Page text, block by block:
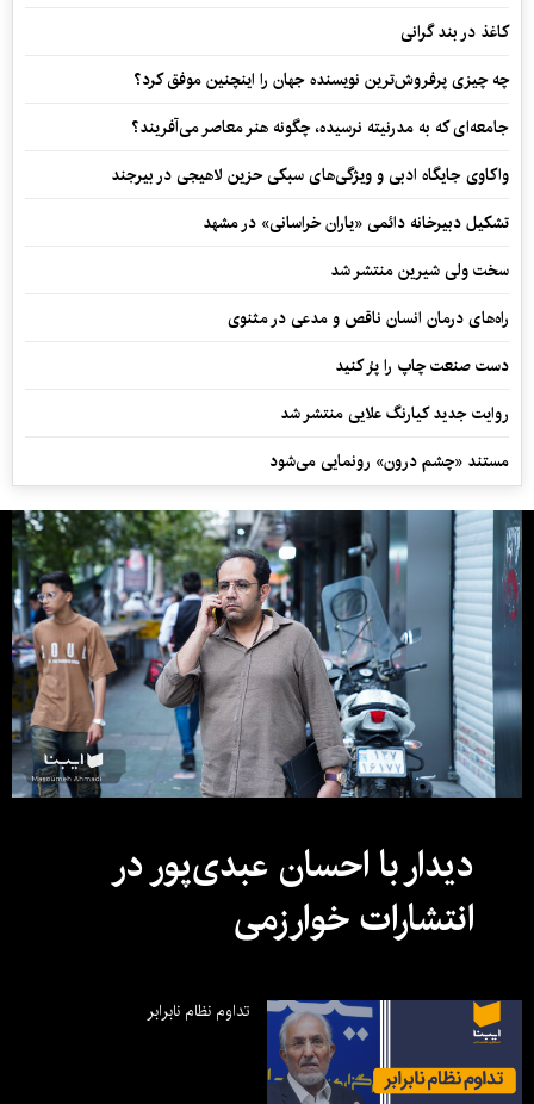
کاغذ در بند گرانی
چه چیزی پرفروش‌ترین نویسنده جهان را اینچنین موفق کرد؟
جامعه‌ای که به مدرنیته نرسیده، چگونه هنر معاصر می‌آفریند؟
واکاوی جایگاه ادبی و ویژگی‌های سبکی حزین لاهیجی در بیرجند
تشکیل دبیرخانه دائمی «یاران خراسانی» در مشهد
سخت ولی شیرین منتشر شد
راه‌های درمان انسان ناقص و مدعی در مثنوی
دست صنعت چاپ را پرُ کنید
روایت جدید کیارنگ علایی منتشر شد
مستند «چشم درون» رونمایی می‌شود
دیدار با احسان عبدی‌پور در
انتشارات خوارزمی
تداوم نظام نابرابر